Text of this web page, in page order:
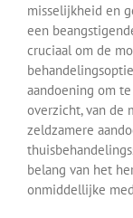
misselijkheid en
een
cruciaal om de
aandoening om
overzicht, van de
zeldzamere
belang van het
onmiddellijke